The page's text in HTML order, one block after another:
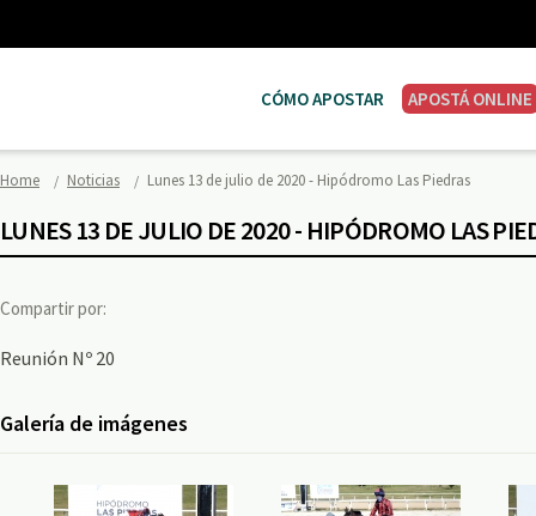
CÓMO APOSTAR APOSTÁ ONLINE
Home Noticias Lunes 13 de julio de 2020 - Hipódromo Las Piedras
LUNES 13 DE JULIO DE 2020 - HIPÓDROMO LAS
Compartir por:
Reunión Nº 20
Galería de imágenes